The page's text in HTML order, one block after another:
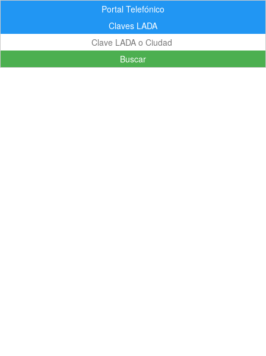
Portal Telefónico
Claves LADA
Buscar